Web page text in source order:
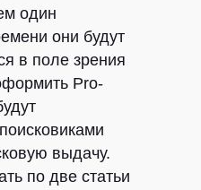
один
они будут
в поле зрения
Pro-
выдачу.
по две статьи